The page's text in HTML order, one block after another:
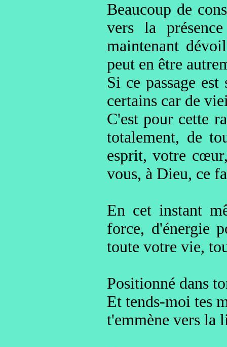
Beaucoup de
vers la
maintenant
peut en être
Si ce passage
certains car de
C'est pour cette
totalement, de
esprit, votre
vous, à Dieu, ce
En cet instant
force, d'énergie
toute votre vie,
Positionné dans
Et tends-moi tes
t'emmène vers la